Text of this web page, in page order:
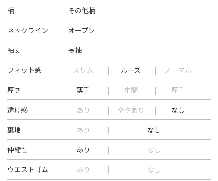
柄 その他柄
ネックライン オープン
袖丈 長袖
フィット感 スリム ルーズ ノーマル
厚さ 薄手 中間 厚手
透け感 あり ややあり なし
裏地 あり なし
伸縮性 あり なし
ウエストゴム あり なし